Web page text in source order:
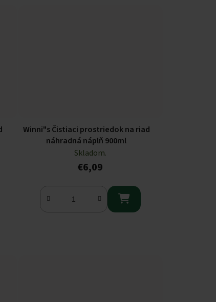
Winni"s Čistiaci prostriedok na riad
náhradná náplň 900ml
Skladom.
€6,09
